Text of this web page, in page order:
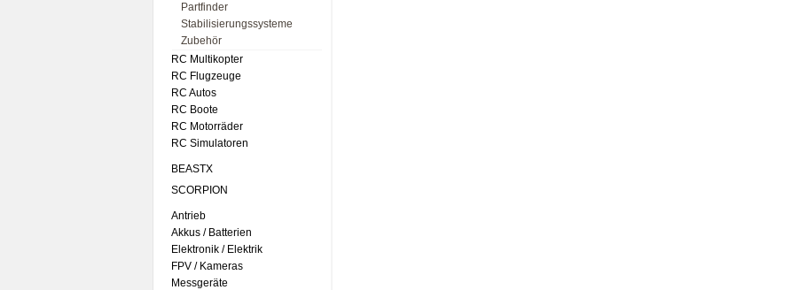
Partfinder
Stabilisierungssysteme
Zubehör
RC Multikopter
RC Flugzeuge
RC Autos
RC Boote
RC Motorräder
RC Simulatoren
BEASTX
SCORPION
Antrieb
Akkus / Batterien
Elektronik / Elektrik
FPV / Kameras
Messgeräte